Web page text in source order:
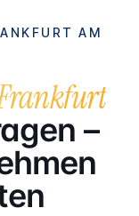
AM
–